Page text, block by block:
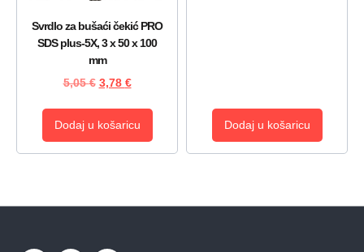
Svrdlo za bušaći čekić PRO
SDS plus-5X, 3 x 50 x 100
mm
5,05€ 3,78 €
Dodaj u košaricu Dodaj u košaricu